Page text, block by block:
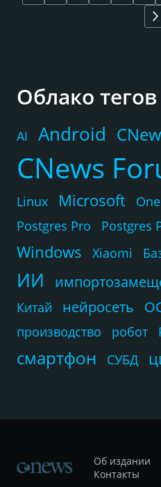
Облако тегов
AI Android
CNews
Linux Microsoft
Postgres Pro
Postgres
Windows Xiaomi
ИИ
Китай
нейросеть
производство
робот
смартфон СУБД
Об издании
Контакты